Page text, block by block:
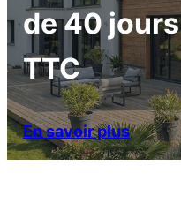
de 40
TTC
En savoir plus